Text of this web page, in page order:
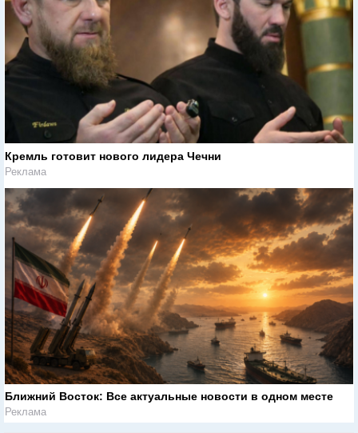
Кремль готовит нового лидера Чечни
Реклама
Ближний Восток: Все актуальные новости в одном месте
Реклама